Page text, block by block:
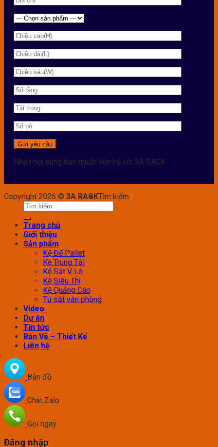
Nhận nội dung bạn muốn liên hệ với 3A RACK
Copyright 2026 © 3A RACKTìm kiếm:
Trang chủ
Giới thiệu
Sản phẩm
Kệ Để Pallet
Kệ Trung Tải
Kệ Sắt V Lỗ
Kệ Siêu Thị
Kệ Quảng Cáo
Tủ sắt văn phòng
Video
Dự án
Tin tức
Bản Vẽ – Thiết Kế
Liên hệ
Bản đồ
Chat Zalo
Gọi ngay
Đăng nhập